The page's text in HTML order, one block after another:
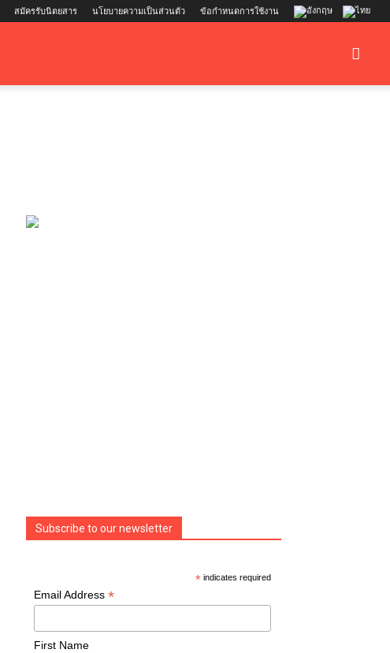
สมัครรับนิตยสาร นโยบายความเป็นส่วนตัว ข้อกำหนดการใช้งาน
Subscribe to our newsletter
* indicates required
Email Address *
First Name